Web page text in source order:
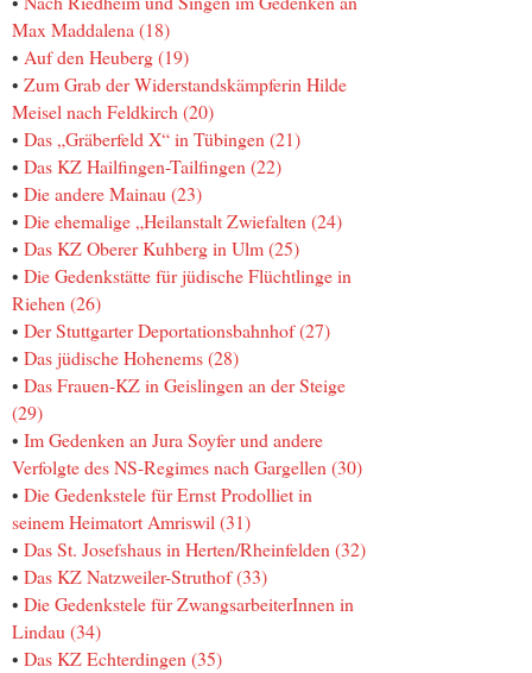
Max Maddalena (18)
• Auf den Heuberg (19)
• Zum Grab der Widerstandskämpferin Hilde
Meisel nach Feldkirch (20)
• Das „Gräberfeld X“ in Tübingen (21)
• Das KZ Hailfingen-Tailfingen (22)
• Die andere Mainau (23)
• Die ehemalige „Heilanstalt Zwiefalten (24)
• Das KZ Oberer Kuhberg in Ulm (25)
• Die Gedenkstätte für jüdische Flüchtlinge in
Riehen (26)
• Der Stuttgarter Deportationsbahnhof (27)
• Das jüdische Hohenems (28)
• Das Frauen-KZ in Geislingen an der Steige
(29)
• Im Gedenken an Jura Soyfer und andere
Verfolgte des NS-Regimes nach Gargellen (30)
• Die Gedenkstele für Ernst Prodolliet in
seinem Heimatort Amriswil (31)
• Das St. Josefshaus in Herten/Rheinfelden (32)
• Das KZ Natzweiler-Struthof (33)
• Die Gedenkstele für ZwangsarbeiterInnen in
Lindau (34)
• Das KZ Echterdingen (35)